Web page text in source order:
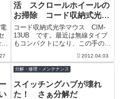
活 スクロールホイールの
お掃除 コード収納式光学
マウス CIM-13UB
コード収納式光学マウス CIM-
13UB です。最近は無線タイプ
もコンパクトになり、この手のも
は約１１年前。 長持ちしていま
すね。...
2012.04.03
分解・修理・メンテナンス
スイッチングハブが壊れ
た！ さぁ分解だ